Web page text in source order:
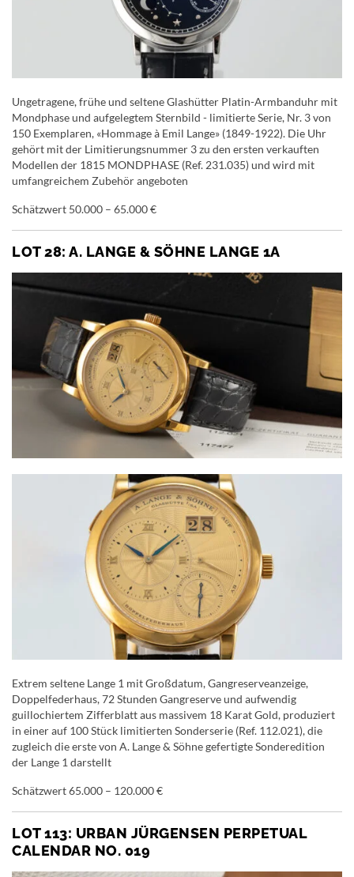
Ungetragene, frühe und seltene Glashütter Platin-Armbanduhr mit
Mondphase und aufgelegtem Sternbild - limitierte Serie, Nr. 3 von
150 Exemplaren, «Hommage à Emil Lange» (1849-1922). Die Uhr
gehört mit der Limitierungsnummer 3 zu den ersten verkauften
Modellen der 1815 MONDPHASE (Ref. 231.035) und wird mit
umfangreichem Zubehör angeboten
Schätzwert 50.000 – 65.000 €
LOT 28: A. LANGE & SÖHNE LANGE 1A
Extrem seltene Lange 1 mit Großdatum, Gangreserveanzeige,
Doppelfederhaus, 72 Stunden Gangreserve und aufwendig
guillochiertem Zifferblatt aus massivem 18 Karat Gold, produziert
in einer auf 100 Stück limitierten Sonderserie (Ref. 112.021), die
zugleich die erste von A. Lange & Söhne gefertigte Sonderedition
der Lange 1 darstellt
Schätzwert 65.000 – 120.000 €
LOT 113: URBAN JÜRGENSEN PERPETUAL
CALENDAR NO. 019